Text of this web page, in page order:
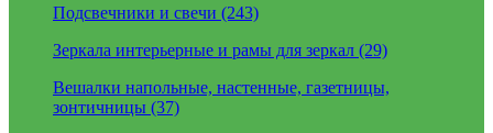
Подсвечники и свечи (243)
Зеркала интерьерные и рамы для зеркал (29)
Вешалки напольные, настенные, газетницы,
зонтичницы (37)